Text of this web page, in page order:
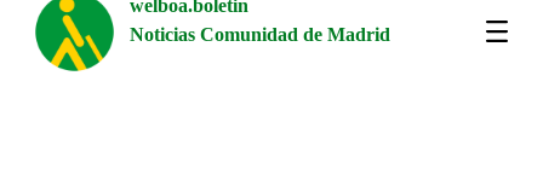
welboa.boletin
Noticias Comunidad de Madrid